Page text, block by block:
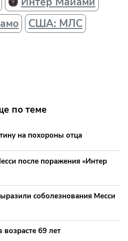
США: МЛС
по теме
на похороны отца
после поражения «Интер
соболезнования Месси
69 лет